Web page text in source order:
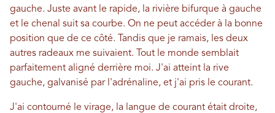
gauche. Juste avant le rapide, la rivière bifurque à gauche
et le chenal suit sa courbe. On ne peut accéder à la bonne
position que de ce côté. Tandis que je ramais, les deux
autres radeaux me suivaient. Tout le monde semblait
parfaitement aligné derrière moi. J'ai atteint la rive
gauche, galvanisé par l'adrénaline, et j'ai pris le courant.
J'ai contourné le virage, la langue de courant était droite,